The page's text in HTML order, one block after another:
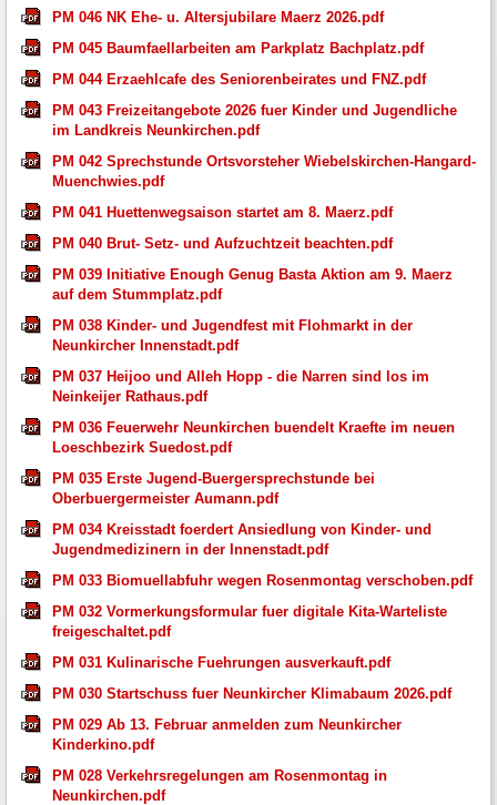
PM 046 NK Ehe- u. Altersjubilare Maerz 2026.pdf
PM 045 Baumfaellarbeiten am Parkplatz Bachplatz.pdf
PM 044 Erzaehlcafe des Seniorenbeirates und FNZ.pdf
PM 043 Freizeitangebote 2026 fuer Kinder und Jugendliche
im Landkreis Neunkirchen.pdf
PM 042 Sprechstunde Ortsvorsteher Wiebelskirchen-Hangard-
Muenchwies.pdf
PM 041 Huettenwegsaison startet am 8. Maerz.pdf
PM 040 Brut- Setz- und Aufzuchtzeit beachten.pdf
PM 039 Initiative Enough Genug Basta Aktion am 9. Maerz
auf dem Stummplatz.pdf
PM 038 Kinder- und Jugendfest mit Flohmarkt in der
Neunkircher Innenstadt.pdf
PM 037 Heijoo und Alleh Hopp - die Narren sind los im
Neinkeijer Rathaus.pdf
PM 036 Feuerwehr Neunkirchen buendelt Kraefte im neuen
Loeschbezirk Suedost.pdf
PM 035 Erste Jugend-Buergersprechstunde bei
Oberbuergermeister Aumann.pdf
PM 034 Kreisstadt foerdert Ansiedlung von Kinder- und
Jugendmedizinern in der Innenstadt.pdf
PM 033 Biomuellabfuhr wegen Rosenmontag verschoben.pdf
PM 032 Vormerkungsformular fuer digitale Kita-Warteliste
freigeschaltet.pdf
PM 031 Kulinarische Fuehrungen ausverkauft.pdf
PM 030 Startschuss fuer Neunkircher Klimabaum 2026.pdf
PM 029 Ab 13. Februar anmelden zum Neunkircher
Kinderkino.pdf
PM 028 Verkehrsregelungen am Rosenmontag in
Neunkirchen.pdf